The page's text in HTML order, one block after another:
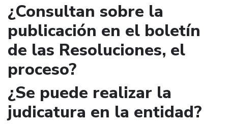
¿Consultan sobre la
publicación en el boletín
de las Resoluciones, el
proceso?
¿Se puede realizar la
judicatura en la entidad?